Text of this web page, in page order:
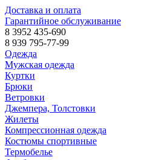
Доставка и оплата
Гарантийное обслуживание
8 3952 435-690
8 939 795-77-99
Одежда
Мужская одежда
Куртки
Брюки
Ветровки
Джемпера, Толстовки
Жилеты
Компрессионная одежда
Костюмы спортивные
Термобелье